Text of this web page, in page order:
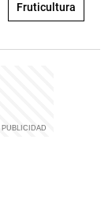
Fruticultura